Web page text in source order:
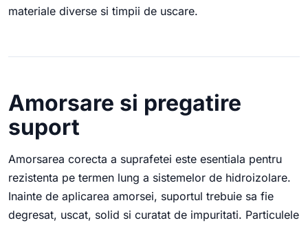
materiale diverse si timpii de uscare.
Amorsare si pregatire
suport
Amorsarea corecta a suprafetei este esentiala pentru
rezistenta pe termen lung a sistemelor de hidroizolare.
Inainte de aplicarea amorsei, suportul trebuie sa fie
degresat, uscat, solid si curatat de impuritati. Particulele